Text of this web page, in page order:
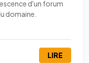
d'un forum
domaine.
LIRE